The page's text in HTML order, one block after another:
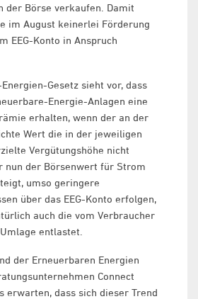
der Börse verkaufen. Damit
im August keinerlei Förderung
EEG-Konto in Anspruch
Gesetz sieht vor, dass
Energie-Anlagen eine
erhalten, wenn der an der
Wert die in der jeweiligen
Vergütungshöhe nicht
nun der Börsenwert für Strom
umso geringere
über das EEG-Konto erfolgen,
auch die vom Verbraucher
entlastet.
der Erneuerbaren Energien
Connect
erwarten, dass sich dieser Trend